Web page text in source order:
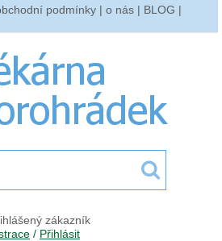
podmínky | o nás | BLOG |
zákazník
/ Přihlásit